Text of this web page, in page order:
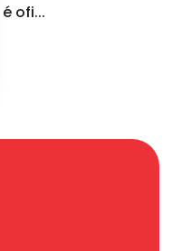
é ofi...